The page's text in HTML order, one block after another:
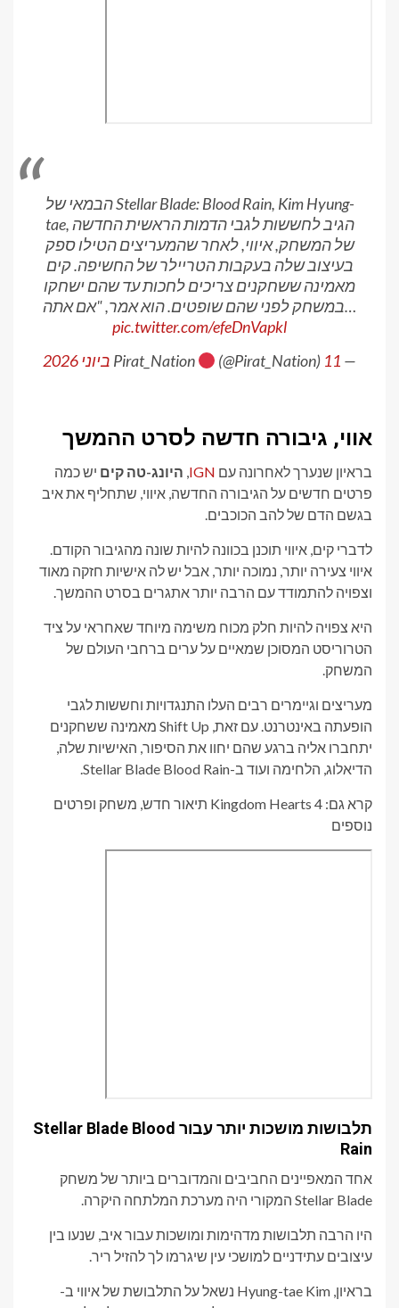
הבמאי של Stellar Blade: Blood Rain, Kim Hyung-
tae, הגיב לחששות לגבי הדמות הראשית החדשה
של המשחק, איווי, לאחר שהמעריצים הטילו ספק
בעיצוב שלה בעקבות הטריילר של החשיפה. קים
מאמינה ששחקנים צריכים לחכות עד שהם ישחקו
במשחק לפני שהם שופטים. הוא אמר, "אם אתה…
pic.twitter.com/efeDnVapkl
— Pirat_Nation
(@Pirat_Nation) 11 ביוני 2026
אווי, גיבורה חדשה לסרט ההמשך
בראיון שנערך לאחרונה עם IGN
, היונג-טה קים יש כמה
פרטים חדשים על הגיבורה החדשה, איווי, שתחליף את איב
בגשם הדם של להב הכוכבים.
לדברי קים, איווי תוכנן בכוונה להיות שונה מהגיבור הקודם.
איווי צעירה יותר, נמוכה יותר, אבל יש לה אישיות חזקה מאוד
וצפויה להתמודד עם הרבה יותר אתגרים בסרט ההמשך.
היא צפויה להיות חלק מכוח משימה מיוחד שאחראי על ציד
הטרוריסט המסוכן שמאיים על ערים ברחבי העולם של
המשחק.
מעריצים וגיימרים רבים העלו התנגדויות וחששות לגבי
הופעתה באינטרנט. עם זאת, Shift Up מאמינה ששחקנים
יתחברו אליה ברגע שהם יחוו את הסיפור, האישיות שלה,
הדיאלוג, הלחימה ועוד ב-Stellar Blade Blood Rain.
קרא גם: Kingdom Hearts 4 תיאור חדש, משחק ופרטים
נוספים
תלבושות מושכות יותר עבור Stellar Blade Blood
Rain
אחד המאפיינים החביבים והמדוברים ביותר של משחק
Stellar Blade המקורי היה מערכת המלתחה היקרה.
היו הרבה תלבושות מדהימות ומושכות עבור איב, שנעו בין
עיצובים עתידניים למושכי עין שיגרמו לך להזיל ריר.
בראיון, Hyung-tae Kim נשאל על התלבושת של איווי ב-